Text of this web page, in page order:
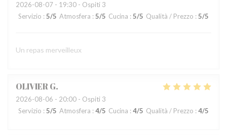
2026-08-07 - 19:30 - Ospiti 3
Servizio : 5/5 Atmosfera : 5/5 Cucina : 5/5 Qualità / Prezzo : 5/5
Un repas merveilleux
OLIVIERG
2026-08-06 - 20:00 - Ospiti 3
Servizio : 5/5 Atmosfera : 4/5 Cucina : 4/5 Qualità / Prezzo : 4/5